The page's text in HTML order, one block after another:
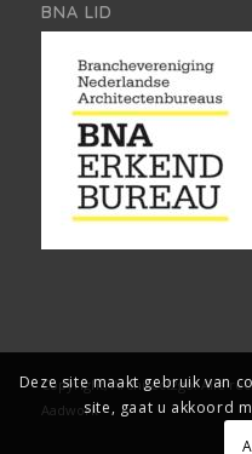
BNA LID
Copyright, Architect2go. Alle
Aadwork
Deze site maakt gebruik van
site, gaat u akkoord